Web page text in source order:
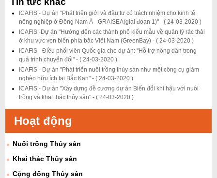
ICAFIS - Dự án "Phát triển giới và đầu tư có trách nhiệm cho kinh tế
nông nghiệp ở Đông Nam Á - GRAISEA(giai đoạn 1)" -( 24-03-2020 )
ICAFIS -Dự án "Hướng đến các thành phố kiểu mẫu về quản lý rác thải
ở khu vực ven biển phía bắc Việt Nam (GreenBay) -( 24-03-2020 )
ICAFIS - Điều phối viên Quốc gia cho dự án: "Hỗ trợ nông dân trong
quá trình chuyển đổi" -( 24-03-2020 )
ICAFIS - Dự án "Phát triển nuôi trồng thủy sản như một công cụ giảm
nghèo hữu ích tại Bắc Kạn" -( 24-03-2020 )
ICAFIS - Dự án "Xây dựng đề cương dự án Biến đổi khí hậu với nuôi
trồng và khai thác thủy sản" -( 24-03-2020 )
Hoạt động
Nuôi trồng Thủy sản
Khai thác Thủy sản
Cộng đồng Thủy sản